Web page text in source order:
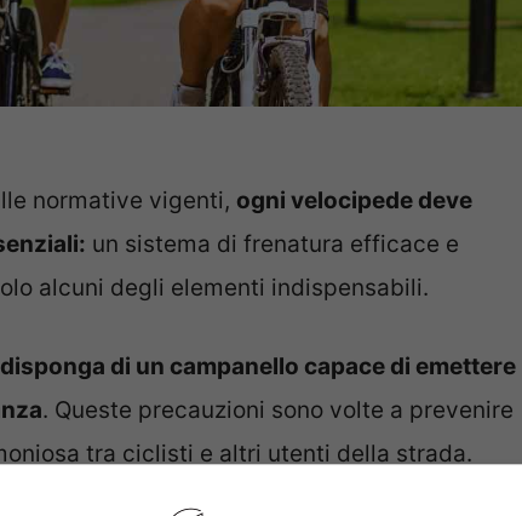
normative vigenti, ogni velocipede deve
un sistema di frenatura efficace e
alcuni degli elementi indispensabili.
di un campanello capace di emettere
. Queste precauzioni sono volte a prevenire
tra ciclisti e altri utenti della strada.